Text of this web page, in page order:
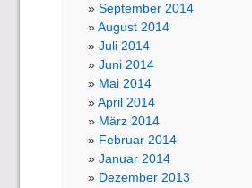
September 2014
August 2014
Juli 2014
Juni 2014
Mai 2014
April 2014
März 2014
Februar 2014
Januar 2014
Dezember 2013